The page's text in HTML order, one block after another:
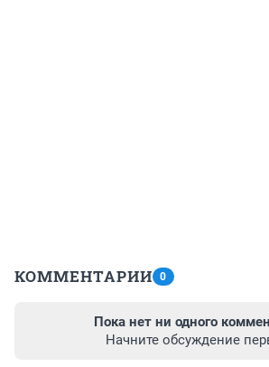
КОММЕНТАРИИ 0
Пока нет ни одного
Начните обсуждение